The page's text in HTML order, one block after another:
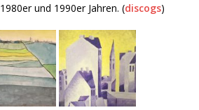
und 1990er Jahren. (discogs)